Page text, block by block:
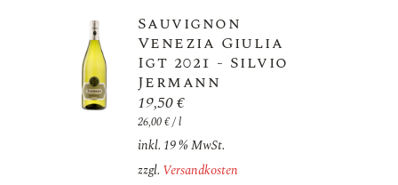
Sauvignon
Venezia Giulia
Igt 2021 - Silvio
Jermann
19,50€
26,00€/l
inkl. 19 % MwSt.
zzgl. Versandkosten